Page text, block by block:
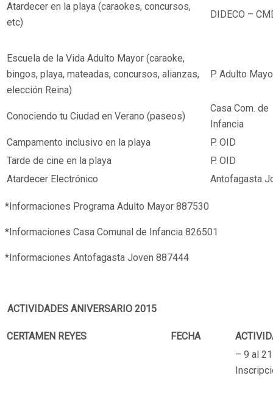
Atardecer en la playa (caraokes, concursos,
etc)
DIDECO –
Escuela de la Vida Adulto Mayor (caraoke,
bingos, playa, mateadas, concursos, alianzas,
elección Reina)
P. Adulto
Conociendo tu Ciudad en Verano (paseos)
Casa Com. de
Infancia
Campamento inclusivo en la playa
P. OID
Tarde de cine en la playa
P. OID
Atardecer Electrónico
Antofagasta
*Informaciones Programa Adulto Mayor 887530
*Informaciones Casa Comunal de Infancia 826501
*Informaciones Antofagasta Joven 887444
ACTIVIDADES ANIVERSARIO 2015
CERTAMEN REYES FECHA
– 9 al